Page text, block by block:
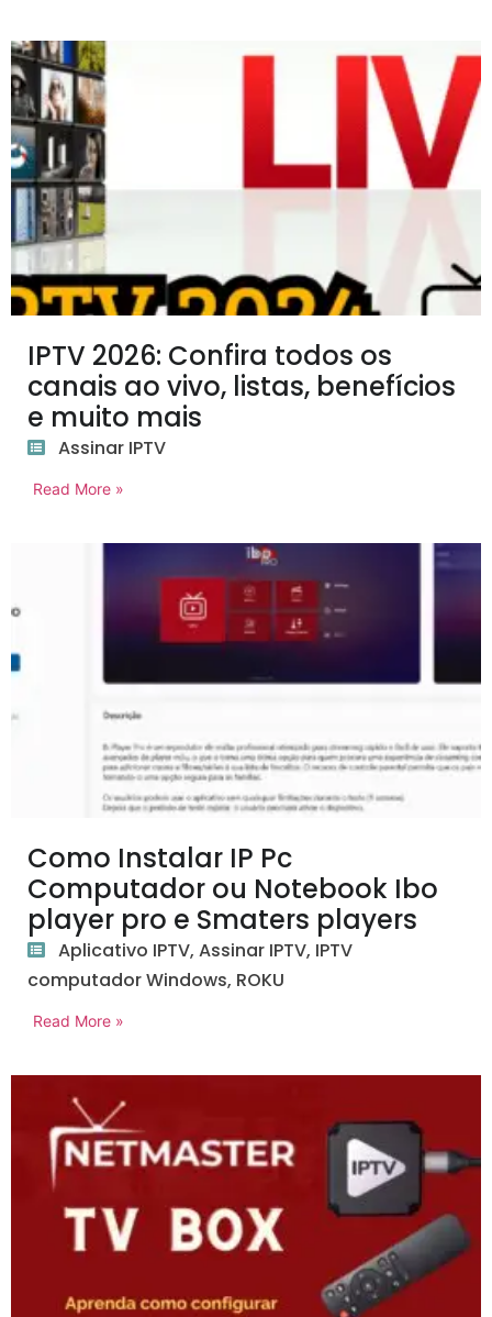
IPTV 2026: Confira todos os
canais ao vivo, listas, benefícios
e muito mais
Assinar IPTV
Read More »
Como Instalar IP Pc
Computador ou Notebook Ibo
player pro e Smaters players
Aplicativo IPTV, Assinar IPTV, IPTV
computador Windows, ROKU
Read More »